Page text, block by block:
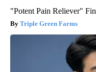
"Potent Pain Reliever"
Triple Green Farms